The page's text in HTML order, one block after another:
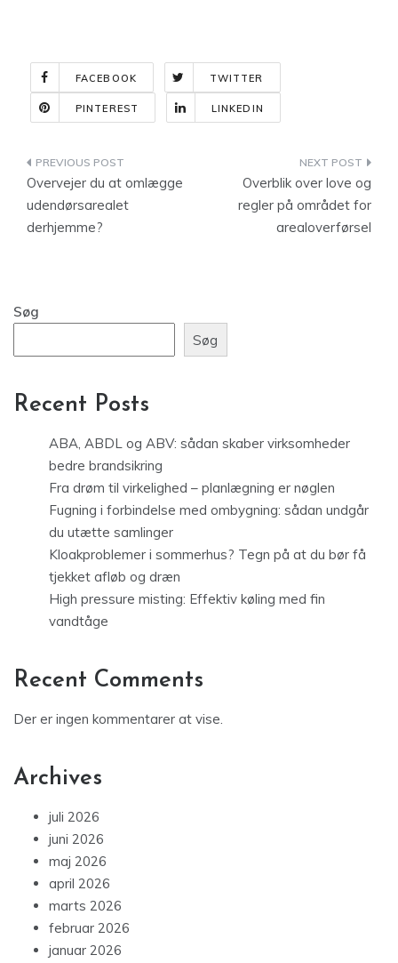
FACEBOOK TWITTER
PINTEREST LINKEDIN
Indlægsnavigation
Overvejer du at omlægge
udendørsarealet
derhjemme?
Overblik over love og
regler på området for
arealoverførsel
Søg
Søg
Recent Posts
ABA, ABDL og ABV: sådan skaber virksomheder
bedre brandsikring
Fra drøm til virkelighed – planlægning er nøglen
Fugning i forbindelse med ombygning: sådan undgår
du utætte samlinger
Kloakproblemer i sommerhus? Tegn på at du bør få
tjekket afløb og dræn
High pressure misting: Effektiv køling med fin
vandtåge
Recent Comments
Der er ingen kommentarer at vise.
Archives
juli 2026
juni 2026
maj 2026
april 2026
marts 2026
februar 2026
januar 2026